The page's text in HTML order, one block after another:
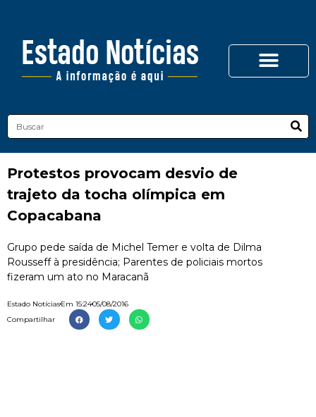
Protestos provocam desvio de
trajeto da tocha olímpica em
Copacabana
Grupo pede saída de Michel Temer e volta de Dilma
Rousseff à presidência; Parentes de policiais mortos
fizeram um ato no Maracanã
Estado NotíciasEm 15:2405/08/2016
Compartilhar